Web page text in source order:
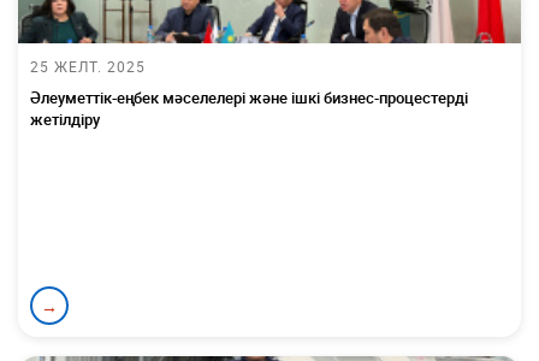
25 ЖЕЛТ. 2025
Әлеуметтік-еңбек мәселелері және ішкі бизнес-процестерді
жетілдіру
→